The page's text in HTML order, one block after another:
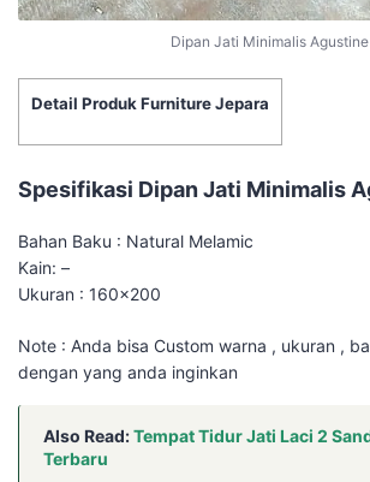
Dipan Jati Minimalis Agustine
Detail Produk Furniture Jepara
Spesifikasi Dipan Jati Minimalis
Bahan Baku : Natural Melamic
Kain: –
Ukuran : 160×200
Note : Anda bisa Custom warna , ukuran ,
dengan yang anda inginkan
Also Read:Tempat Tidur Jati Laci 2
Terbaru